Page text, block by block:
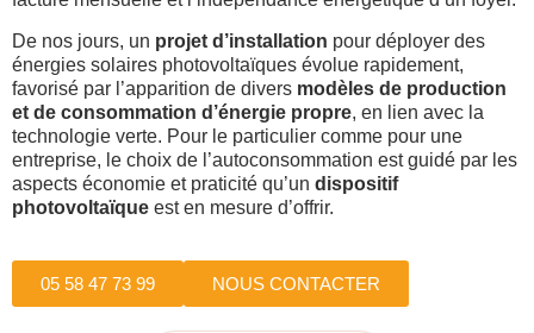
De nos jours, un projet d’installation pour déployer des
énergies solaires photovoltaïques évolue rapidement,
favorisé par l’apparition de divers modèles de production
et de consommation d’énergie propre, en lien avec la
technologie verte. Pour le particulier comme pour une
entreprise, le choix de l’autoconsommation est guidé par les
aspects économie et praticité qu’un dispositif
photovoltaïque est en mesure d’offrir.
05 58 47 73 99 NOUS CONTACTER